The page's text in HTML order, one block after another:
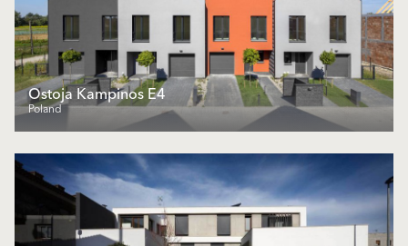
Ostoja Kampinos E4
Poland